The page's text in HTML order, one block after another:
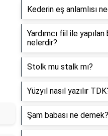
Kederin eş anlamlısı
Yardımcı fiil ile
nelerdir?
Stolk mu stalk mı?
Yüzyıl nasıl yazılır
Şam babası ne demek?